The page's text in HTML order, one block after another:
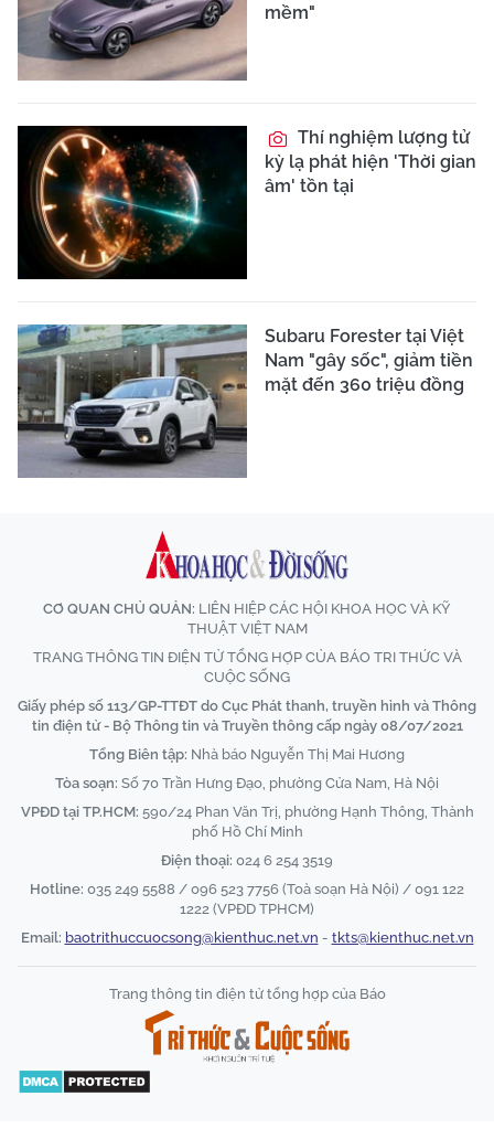
mềm"
Thí nghiệm lượng tử
kỳ lạ phát hiện 'Thời gian
âm' tồn tại
Subaru Forester tại Việt
Nam "gây sốc", giảm tiền
mặt đến 360 triệu đồng
CƠ QUAN CHỦ QUẢN: LIÊN HIỆP CÁC HỘI KHOA HỌC VÀ KỸ
THUẬT VIỆT NAM
TRANG THÔNG TIN ĐIỆN TỬ TỔNG HỢP CỦA BÁO TRI THỨC VÀ
CUỘC SỐNG
Giấy phép số 113/GP-TTĐT do Cục Phát thanh, truyền hình và Thông
tin điện tử - Bộ Thông tin và Truyền thông cấp ngày 08/07/2021
Tổng Biên tập: Nhà báo Nguyễn Thị Mai Hương
Tòa soạn: Số 70 Trần Hưng Đạo, phường Cửa Nam, Hà Nội
VPĐD tại TP.HCM: 590/24 Phan Văn Trị, phường Hạnh Thông, Thành
phố Hồ Chí Minh
Điện thoại: 024 6 254 3519
Hotline: 035 249 5588 / 096 523 7756 (Toà soạn Hà Nội) / 091 122
1222 (VPĐD TPHCM)
Email: baotrithuccuocsong@kienthuc.net.vn - tkts@kienthuc.net.vn
Trang thông tin điện tử tổng hợp của Báo